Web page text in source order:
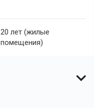
20 лет (жилые
помещения)